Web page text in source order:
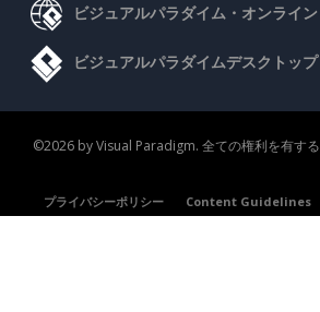
ビジュアルパラダイム・オンライン
ビジュアルパラダイムデスクトップ
©2026 by Visual Paradigm. 全ての権利を有する
プライバシーポリシー
Content Guidelines